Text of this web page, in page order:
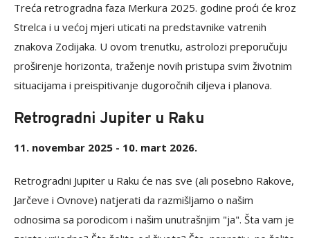
Treća retrogradna faza Merkura 2025. godine proći će kroz
Strelca i u većoj mjeri uticati na predstavnike vatrenih
znakova Zodijaka. U ovom trenutku, astrolozi preporučuju
proširenje horizonta, traženje novih pristupa svim životnim
situacijama i preispitivanje dugoročnih ciljeva i planova.
Retrogradni Jupiter u Raku
11. novembar 2025 - 10. mart 2026.
Retrogradni Jupiter u Raku će nas sve (ali posebno Rakove,
Jarčeve i Ovnove) natjerati da razmišljamo o našim
odnosima sa porodicom i našim unutrašnjim "ja". Šta vam je